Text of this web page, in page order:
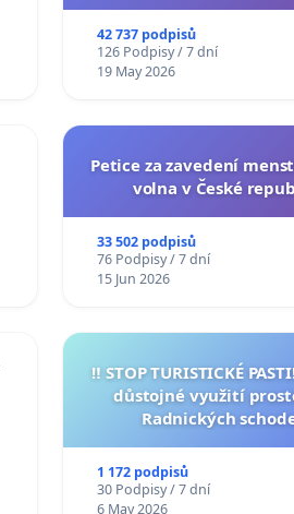
na přijetí usnesení k
žaloby na prezidenta
42 737 podpisů
126 Podpisy / 7 dní
19 May 2026
Petice za zavedení
volna v České
33 502 podpisů
76 Podpisy / 7 dní
15 Jun 2026
‼️ STOP TURISTICKÉ
důstojné využití
Radnických
1 172 podpisů
30 Podpisy / 7 dní
6 May 2026